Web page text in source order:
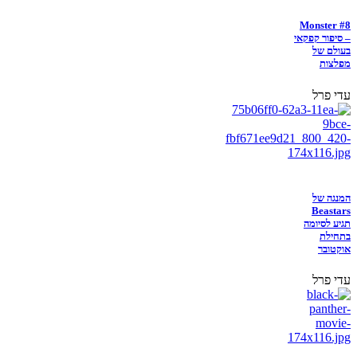
Monster #8
– סיפור קפקאי
בעולם של
מפלצות
עדי פרל
המנגה של
Beastars
תגיע לסיומה
בתחילת
אוקטובר
עדי פרל